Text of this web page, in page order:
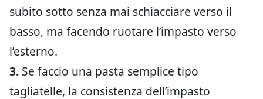
subito sotto senza mai schiacciare verso il
basso, ma facendo ruotare l’impasto verso
l’esterno.
3. Se faccio una pasta semplice tipo
tagliatelle, la consistenza dell’impasto